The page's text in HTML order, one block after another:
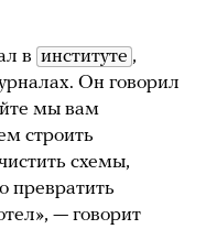
в институте ,
Он говорил
мы вам
строить
схемы,
превратить
— говорит